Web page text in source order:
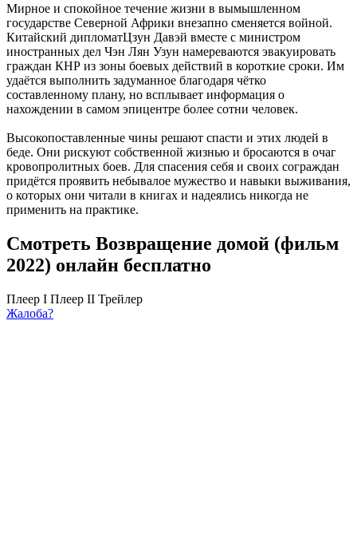
Мирное и спокойное течение жизни в вымышленном
государстве Северной Африки внезапно сменяется войной.
Китайский дипломатЦзун Давэй вместе с министром
иностранных дел Чэн Лян Узун намереваются эвакуировать
граждан КНР из зоны боевых действий в короткие сроки. Им
удаётся выполнить задуманное благодаря чётко
составленному плану, но всплывает информация о
нахождении в самом эпицентре более сотни человек.
Высокопоставленные чины решают спасти и этих людей в
беде. Они рискуют собственной жизнью и бросаются в очаг
кровопролитных боев. Для спасения себя и своих сограждан
придётся проявить небывалое мужество и навыки выживания,
о которых они читали в книгах и надеялись никогда не
применить на практике.
Смотреть Возвращение домой (фильм
2022) онлайн бесплатно
Плеер I Плеер II Трейлер
Жалоба?